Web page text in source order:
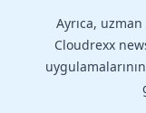
Ayrıca,
Cloudrexx